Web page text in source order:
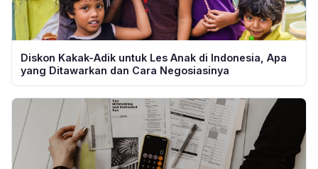
Diskon Kakak-Adik untuk Les Anak di Indonesia, Apa
yang Ditawarkan dan Cara Negosiasinya